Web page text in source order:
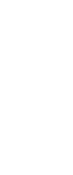
能です